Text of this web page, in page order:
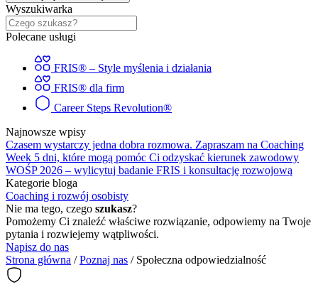
Wyszukiwarka
Polecane usługi
FRIS® – Style myślenia i działania
FRIS® dla firm
Career Steps Revolution®
Najnowsze wpisy
Czasem wystarczy jedna dobra rozmowa. Zapraszam na Coaching
Week 5 dni, które mogą pomóc Ci odzyskać kierunek zawodowy
WOŚP 2026 – wylicytuj badanie FRIS i konsultację rozwojową
Kategorie bloga
Coaching i rozwój osobisty
Nie ma tego, czego szukasz?
Pomożemy Ci znaleźć właściwe rozwiązanie, odpowiemy na Twoje
pytania i rozwiejemy wątpliwości.
Napisz do nas
Strona główna / Poznaj nas / Społeczna odpowiedzialność